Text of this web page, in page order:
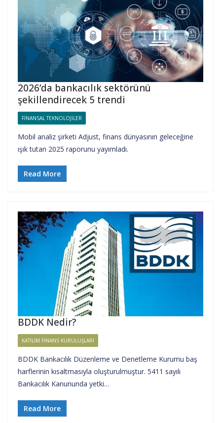
2026’da bankacılık sektörünü
şekillendirecek 5 trendi
FINANSAL TEKNOLOJILER
Mobil analiz şirketi Adjust, finans dünyasının geleceğine
ışık tutan 2025 raporunu yayımladı.
Read More
BDDK Nedir?
KATILIM FINANS KURULUŞLARI
BDDK Bankacılık Düzenleme ve Denetleme Kurumu baş
harflerinin kısaltmasıyla oluşturulmuştur. 5411 sayılı
Bankacılık Kanununda yetki…
Read More